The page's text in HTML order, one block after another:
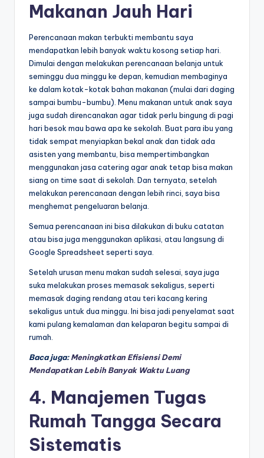
Makanan Jauh Hari
Perencanaan makan terbukti membantu saya
mendapatkan lebih banyak waktu kosong setiap hari.
Dimulai dengan melakukan perencanaan belanja untuk
seminggu dua minggu ke depan, kemudian membaginya
ke dalam kotak-kotak bahan makanan (mulai dari daging
sampai bumbu-bumbu). Menu makanan untuk anak saya
juga sudah direncanakan agar tidak perlu bingung di pagi
hari besok mau bawa apa ke sekolah. Buat para ibu yang
tidak sempat menyiapkan bekal anak dan tidak ada
asisten yang membantu, bisa mempertimbangkan
menggunakan jasa catering agar anak tetap bisa makan
siang on time saat di sekolah. Dan ternyata, setelah
melakukan perencanaan dengan lebih rinci, saya bisa
menghemat pengeluaran belanja.
Semua perencanaan ini bisa dilakukan di buku catatan
atau bisa juga menggunakan aplikasi, atau langsung di
Google Spreadsheet seperti saya.
Setelah urusan menu makan sudah selesai, saya juga
suka melakukan proses memasak sekaligus, seperti
memasak daging rendang atau teri kacang kering
sekaligus untuk dua minggu. Ini bisa jadi penyelamat saat
kami pulang kemalaman dan kelaparan begitu sampai di
rumah.
Baca juga:Meningkatkan Efisiensi Demi
Mendapatkan Lebih Banyak Waktu Luang
4. Manajemen Tugas
Rumah Tangga Secara
Sistematis